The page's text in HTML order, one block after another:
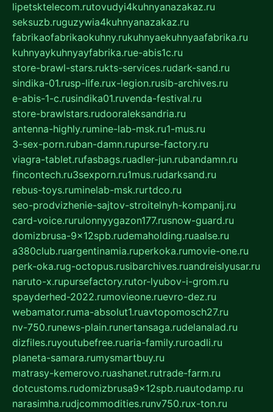
lipetsktelecom.rutovudyi4kuhnyanazakaz.ru
seksuzb.ruguzywia4kuhnyanazakaz.ru
fabrikaofabrikaokuhny.rukuhnyaekuhnyaafabrika.ru
kuhnyaykuhnyayfabrika.rue-abis1c.ru
store-brawl-stars.rukts-services.rudark-sand.ru
sindika-01.rusp-life.rux-legion.rusib-archives.ru
e-abis-1-c.rusindika01.ruvenda-festival.ru
store-brawlstars.rudooraleksandria.ru
antenna-highly.rumine-lab-msk.ru1-mus.ru
3-sex-porn.ruban-damn.rupurse-factory.ru
viagra-tablet.rufasbags.ruadler-jun.rubandamn.ru
fincontech.ru3sexporn.ru1mus.rudarksand.ru
rebus-toys.ruminelab-msk.rurtdco.ru
seo-prodvizhenie-sajtov-stroitelnyh-kompanij.ru
card-voice.rurulonnyygazon177.rusnow-guard.ru
domizbrusa-9x12spb.rudemaholding.ruaalse.ru
a380club.ruargentinamia.ruperkoka.rumovie-one.ru
perk-oka.rug-octopus.rusibarchives.ruandreislyusar.ru
naruto-x.rupursefactory.rutor-lyubov-i-grom.ru
spayderhed-2022.rumovieone.ruevro-dez.ru
webamator.ruma-absolut1.ruavtopomosch27.ru
nv-750.runews-plain.runertansaga.rudelanalad.ru
dizfiles.ruyoutubefree.ruaria-family.ruroadli.ru
planeta-samara.rumysmartbuy.ru
matrasy-kemerovo.ruashanet.rutrade-farm.ru
dotcustoms.rudomizbrusa9x12spb.ruautodamp.ru
narasimha.rudjcommodities.runv750.rux-ton.ru